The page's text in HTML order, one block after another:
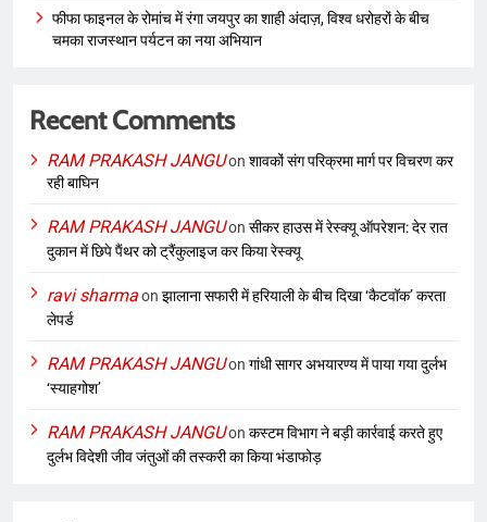
फीफा फाइनल के रोमांच में रंगा जयपुर का शाही अंदाज़, विश्व धरोहरों के बीच
चमका राजस्थान पर्यटन का नया अभियान
Recent Comments
RAM PRAKASH JANGUon शावकों संग परिक्रमा मार्ग पर विचरण कर
रही बाघिन
RAM PRAKASH JANGUon सीकर हाउस में रेस्क्यू ऑपरेशन: देर रात
दुकान में छिपे पैंथर को ट्रैंकुलाइज कर किया रेस्क्यू
ravi sharmaon झालाना सफारी में हरियाली के बीच दिखा ‘कैटवॉक’ करता
लेपर्ड
RAM PRAKASH JANGUon गांधी सागर अभयारण्य में पाया गया दुर्लभ
‘स्याहगोश’
RAM PRAKASH JANGUon कस्टम विभाग ने बड़ी कार्रवाई करते हुए
दुर्लभ विदेशी जीव जंतुओं की तस्करी का किया भंडाफोड़